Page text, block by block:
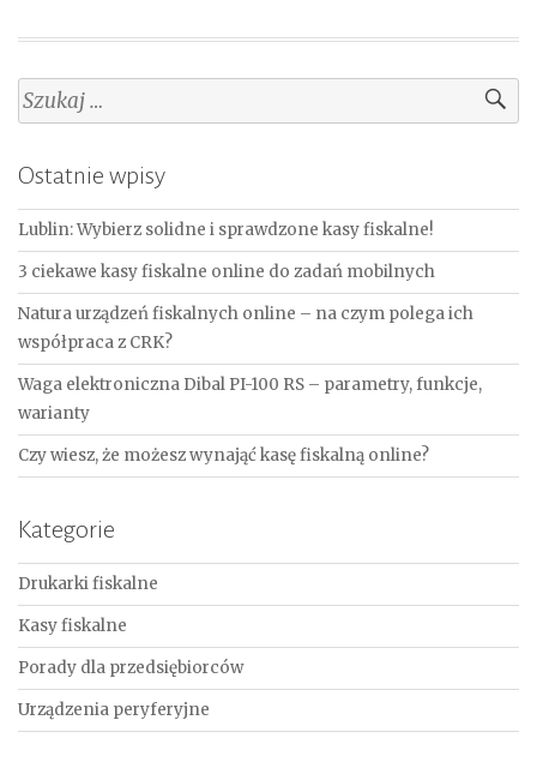
Szukaj:
Ostatnie wpisy
Lublin: Wybierz solidne i sprawdzone kasy fiskalne!
3 ciekawe kasy fiskalne online do zadań mobilnych
Natura urządzeń fiskalnych online – na czym polega ich
współpraca z CRK?
Waga elektroniczna Dibal PI-100 RS – parametry, funkcje,
warianty
Czy wiesz, że możesz wynająć kasę fiskalną online?
Kategorie
Drukarki fiskalne
Kasy fiskalne
Porady dla przedsiębiorców
Urządzenia peryferyjne